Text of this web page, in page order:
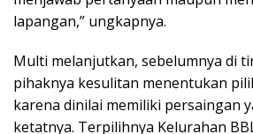
lapangan,” ungkapnya.
Multi melanjutkan, sebelumnya di
pihaknya kesulitan menentukan
karena dinilai memiliki persaingan
ketatnya. Terpilihnya Kelurahan